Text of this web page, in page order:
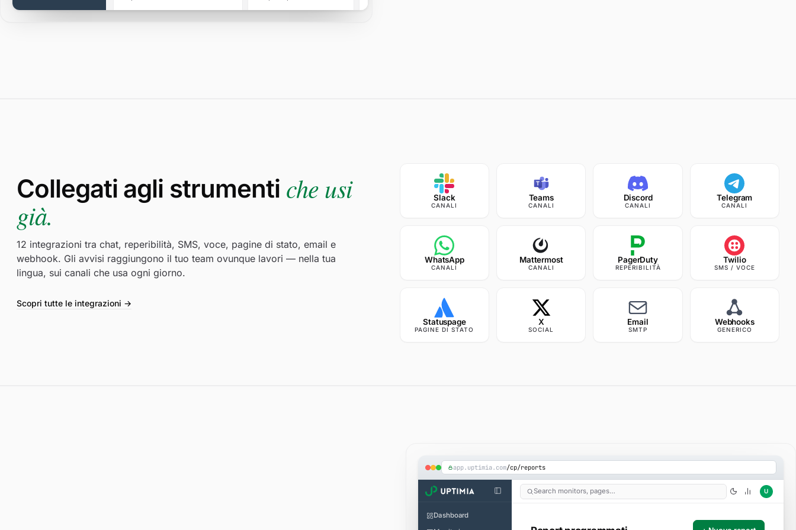
Collegati agli strumenti che usi
già.
12 integrazioni tra chat, reperibilità, SMS, voce, pagine di stato, email e
webhook. Gli avvisi raggiungono il tuo team ovunque lavori — nella tua
lingua, sui canali che usa ogni giorno.
Scopri tutte le integrazioni →
Slack
CANALI
Teams
CANALI
Discord
CANALI
Telegram
CANALI
WhatsApp
CANALI
Mattermost
CANALI
PagerDuty
REPERIBILITÀ
Twilio
SMS / VOCE
Statuspage
PAGINE DI STATO
X
SOCIAL
Email
SMTP
Webhooks
GENERICO
app.uptimia.com/cp/reports
Dashboard
Search monitors, pages… U